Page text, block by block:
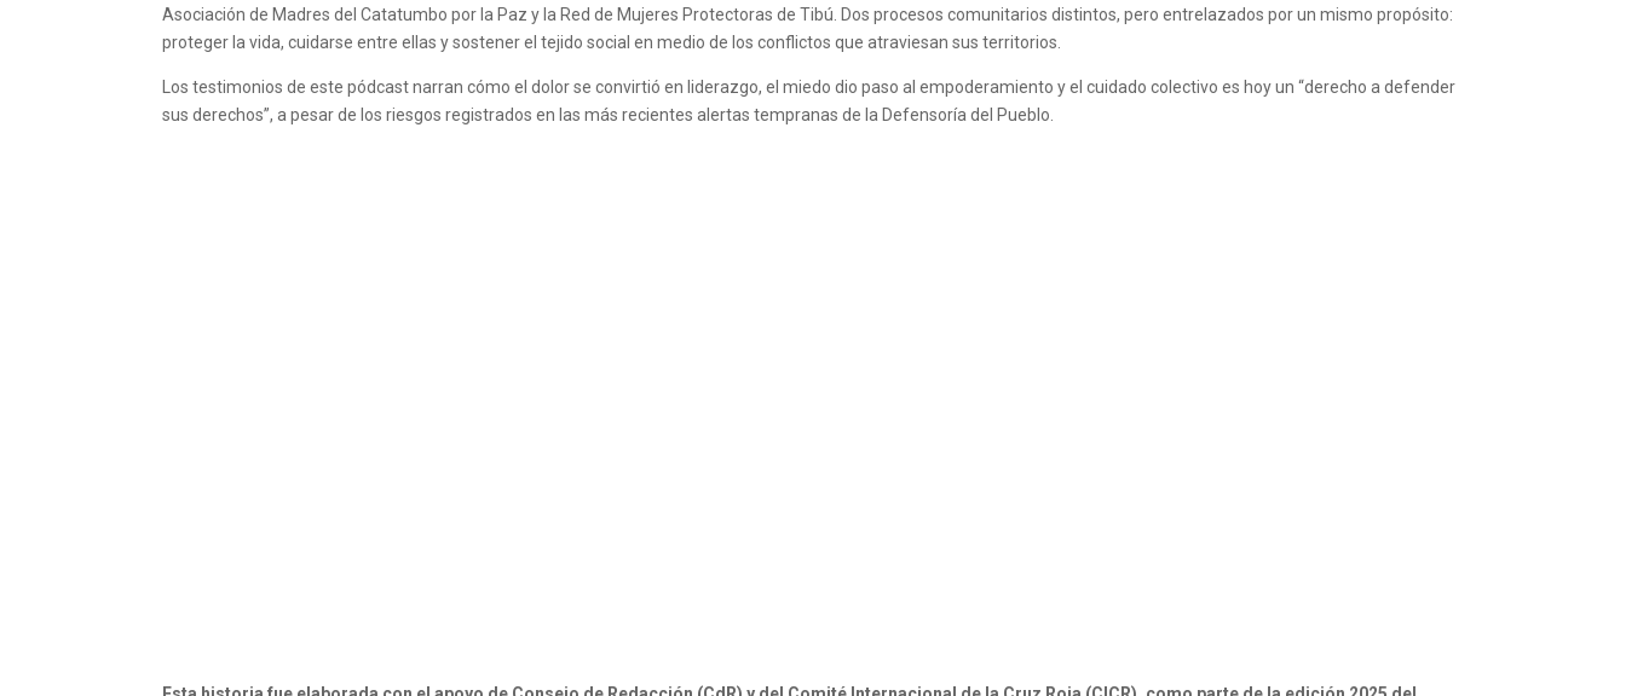
Asociación de Madres del Catatumbo por la Paz y la Red de Mujeres Protectoras de Tibú. Dos procesos comunitarios distintos, pero entrelazados por un mismo propósito:
proteger la vida, cuidarse entre ellas y sostener el tejido social en medio de los conflictos que atraviesan sus territorios.
Los testimonios de este pódcast narran cómo el dolor se convirtió en liderazgo, el miedo dio paso al empoderamiento y el cuidado colectivo es hoy un “derecho a defender
sus derechos”, a pesar de los riesgos registrados en las más recientes alertas tempranas de la Defensoría del Pueblo.